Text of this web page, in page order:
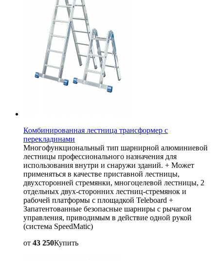
Комбинированная лестница трансформер с
перекладинами
Многофункциональный тип шарнирной алюминиевой
лестницы профессионального назначения для
использования внутри и снаружи зданий. + Может
применяться в качестве приставной лестницы,
двухсторонней стремянки, многоцелевой лестницы, 2
отдельных двух-сторонних лестниц-стремянок и
рабочей платформы с площадкой Teleboard +
Запатентованные безопасные шарниры с рычагом
управления, приводимым в действие одной рукой
(система SpeedMatic)
от 43 250Купить